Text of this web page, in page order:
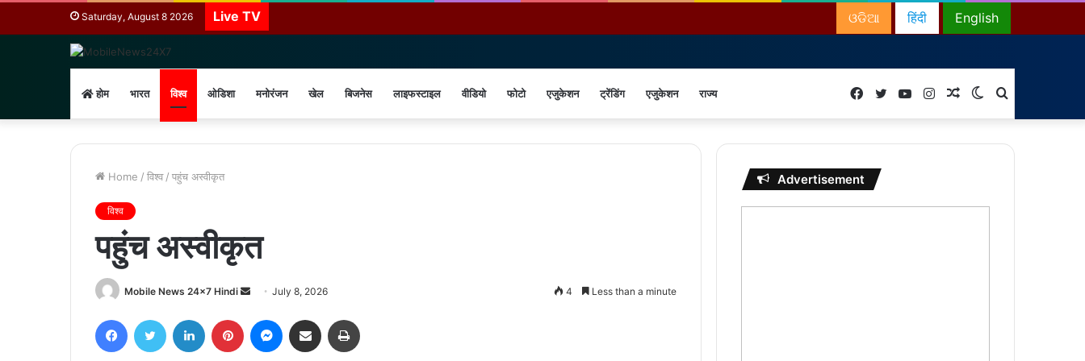
Saturday, August 8 2026 Live TV English
हिंदी
ଓଡିଆ
होम भारत विश्व ओडिशा मनोरंजन खेल बिजनेस लाइफस्टाइल वीडियो फोटो एजुकेशन ट्रेंडिंग एजुकेशन राज्य
for
Switch
skin
Random
Article
Instagram
YouTube
Twitter
Facebook
Home / विश्व / पहुंच अस्वीकृत
विश्व
पहुंच अस्वीकृत
Mobile News 24x7 Hindi
Send
email
July 8, 2026 4 Less than a minute
FacebookTwitter LinkedIn Pinterest Messenger
Share via Email
Advertisement